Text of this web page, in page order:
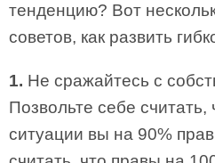
тенденцию? Вот
советов, как развить
1. Не сражайтесь с
Позвольте себе
ситуации вы на 90%